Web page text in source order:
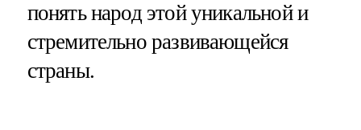
понять народ этой уникальной и
стремительно развивающейся
страны.